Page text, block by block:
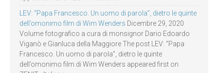
LEV: “Papa Francesco. Un uomo di parola”, dietro le quinte
dell’omonimo film di Wim Wenders Dicembre 29, 2020
Volume fotografico a cura di monsignor Dario Edoardo
Viganò e Gianluca della Maggiore The post LEV: “Papa
Francesco. Un uomo di parola”, dietro le quinte
dell’omonimo film di Wim Wenders appeared first on